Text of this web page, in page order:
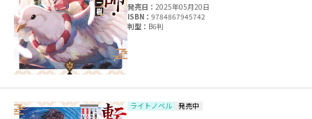
発売日：2025年05月20日
ISBN：9784867945742
判型： B6判
ライトノベル 発売中